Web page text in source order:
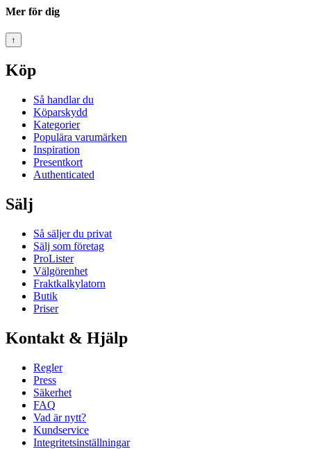
Mer för dig
↑
Köp
Så handlar du
Köparskydd
Kategorier
Populära varumärken
Inspiration
Presentkort
Authenticated
Sälj
Så säljer du privat
Sälj som företag
ProLister
Välgörenhet
Fraktkalkylatorn
Butik
Priser
Kontakt & Hjälp
Regler
Press
Säkerhet
FAQ
Vad är nytt?
Kundservice
Integritetsinställningar